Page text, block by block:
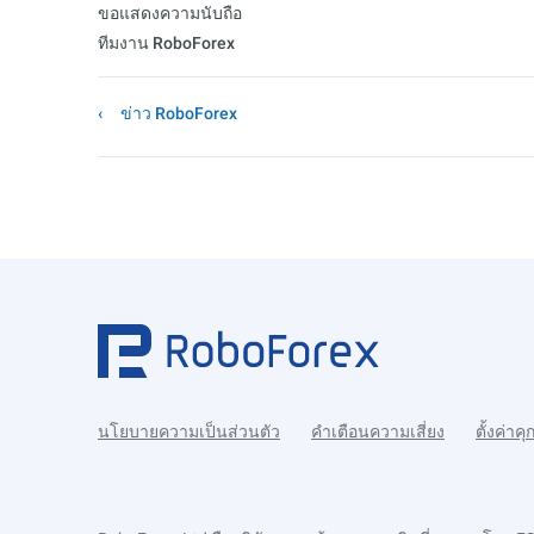
ขอแสดงความนับถือ
ทีมงาน RoboForex
ข่าว RoboForex
นโยบายความเป็นส่วนตัว คำเตือนความเสี่ยง ตั้งค่าคุ